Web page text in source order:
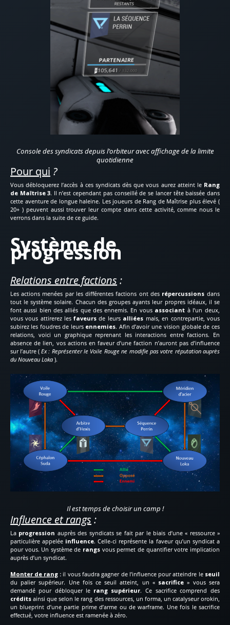
Console des syndicats depuis l’orbiteur avec affichage de la limite
quotidienne
Pour qui ?
Vous débloquerez l’accès à ces syndicats dès que vous aurez atteint le Rang
de Maîtrise 3. Il n’est cependant pas conseillé de se lancer tête baissée dans
cette aventure de longue haleine. Les joueurs de Rang de Maîtrise plus élevé (
20+ ) peuvent aussi trouver leur compte dans cette activité, comme nous le
verrons dans la suite de ce guide.
Système de
progression
Relations entre factions :
Les actions menées par les différentes factions ont des répercussions dans
tout le système solaire. Chacun des groupes ayants leur propres idéaux, il se
font aussi bien des alliés que des ennemis. En vous associant à l’un deux,
vous vous attirerez les faveurs de leurs alliées mais, en contrepartie, vous
subirez les foudres de leurs ennemies. Afin d’avoir une vision globale de ces
relations, voici un graphique reprenant les interactions entre factions. En
absence de lien, vos actions en faveur d’une faction n’auront pas d’influence
sur l’autre ( Ex : Représenter le Voile Rouge ne modifie pas votre réputation auprès
du Nouveau Loka ).
Il est temps de choisir un camp !
Influence et rangs :
La progression auprès des syndicats se fait par le biais d’une « ressource »
particulière appelée influence. Celle-ci représente la faveur qu’un syndicat a
pour vous. Un système de rangs vous permet de quantifier votre implication
auprès d’un syndicat.
Monter de rang : il vous faudra gagner de l’influence pour atteindre le seuil
du palier supérieur. Une fois ce seuil atteint, un « sacrifice » vous sera
demandé pour débloquer le rang supérieur. Ce sacrifice comprend des
crédits ainsi que selon le rang des ressources, un forma, un catalyseur orokin,
un blueprint d’une partie prime d’arme ou de warframe. Une fois le sacrifice
effectué, votre influence est ramenée à zéro.